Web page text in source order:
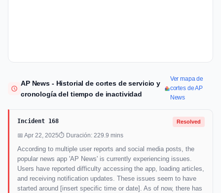
AP News - Historial de cortes de servicio y
cronología del tiempo de inactividad
Ver mapa de
cortes de AP
News
Incident 168 Resolved
📅 Apr 22, 2025⏱ Duración: 229.9 mins
According to multiple user reports and social media posts, the
popular news app 'AP News' is currently experiencing issues.
Users have reported difficulty accessing the app, loading articles,
and receiving notification updates. These issues seem to have
started around [insert specific time or date]. As of now, there has